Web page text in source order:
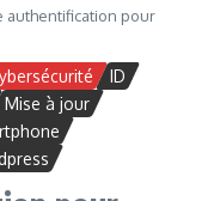
authentification pour
ID
Mise à jour